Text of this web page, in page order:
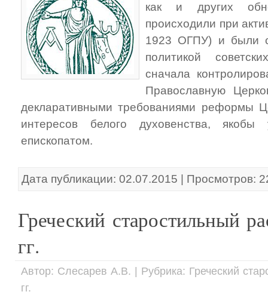
как и других
происходили при
1923 ОГПУ) и были
политикой
сначала
Православную
декларативными требованиями реформы
интересов белого духовенства, якобы
епископатом.
Дата публикации: 02.07.2015 | Просмотров:
Греческий старостильный
гг.
Автор: Слесарев А.В. | Рубрика: Греческий
гг.